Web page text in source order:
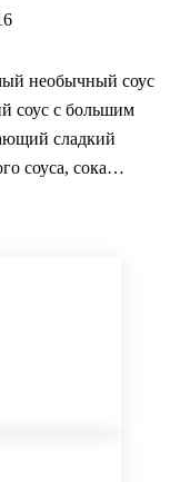
необычный соус
соус с большим
сладкий
соуса, сока
кунжута. Для
смесь
рису, к тушеным
не содержит
подойдет для
и диабетиков.